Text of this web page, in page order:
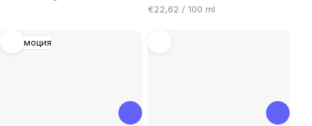
Цена
€22,62 / 100 ml
Промоция